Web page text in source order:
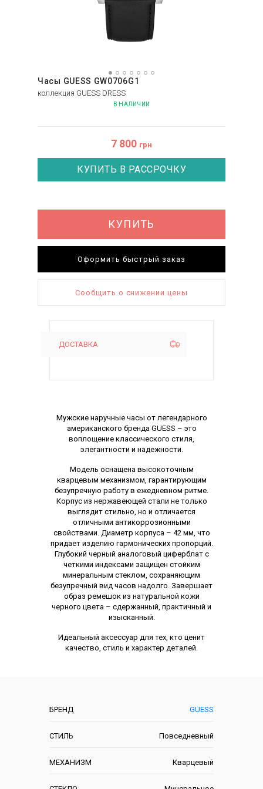
Часы GUESS GW0706G1
коллекция GUESS DRESS
В НАЛИЧИИ
7 800 грн
КУПИТЬ В РАССРОЧКУ
КУПИТЬ
Оформить быстрый заказ
Сообщить о снижении цены
ДОСТАВКА
БРЕНД GUESS
СТИЛЬ Повседневный
МЕХАНИЗМ Кварцевый
Описание
Мужские наручные часы от легендарного
американского бренда GUESS – это
воплощение классического стиля,
элегантности и надежности.
Модель оснащена высокоточным
кварцевым механизмом, гарантирующим
безупречную работу в ежедневном ритме.
Корпус из нержавеющей стали не только
выглядит стильно, но и отличается
отличными антикоррозионными
свойствами. Диаметр корпуса – 42 мм, что
придает изделию гармонических пропорций.
Глубокий черный аналоговый циферблат с
четкими индексами защищен стойким
минеральным стеклом, сохраняющим
безупречный вид часов надолго. Завершает
образ ремешок из натуральной кожи
черного цвета – сдержанный, практичный и
изысканный.
Идеальный аксессуар для тех, кто ценит
качество, стиль и характер деталей.